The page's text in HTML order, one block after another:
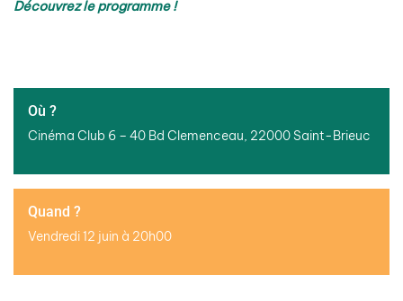
Découvrez le programme !
Où ?
Cinéma Club 6 – 40 Bd Clemenceau, 22000 Saint-Brieuc
Quand ?
Vendredi 12 juin à 20h00